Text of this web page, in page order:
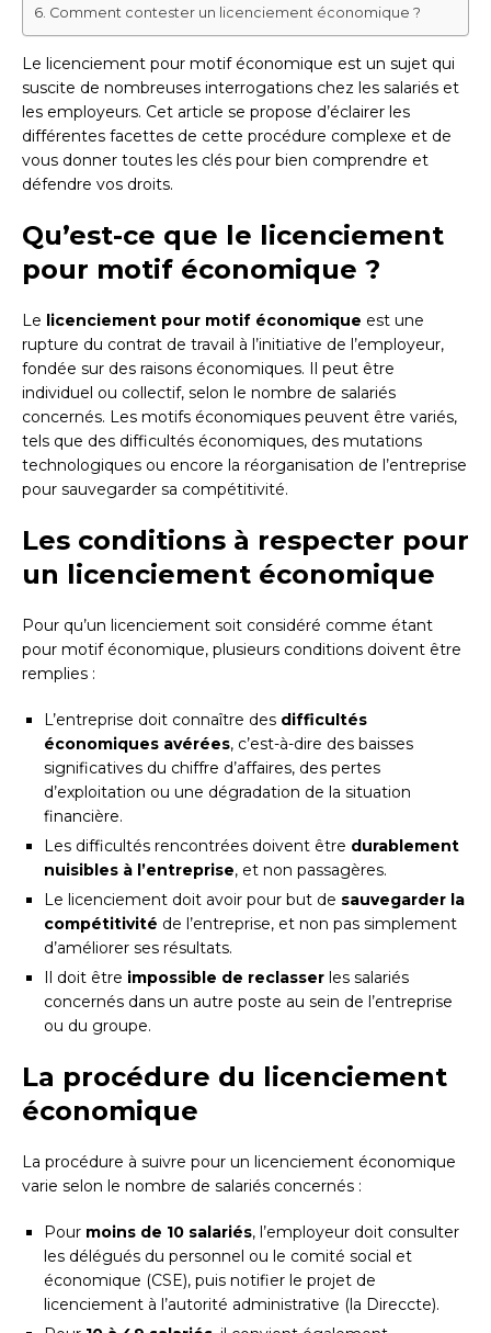
Comment contester un licenciement économique ?
Le licenciement pour motif économique est un sujet qui
suscite de nombreuses interrogations chez les salariés et
les employeurs. Cet article se propose d’éclairer les
différentes facettes de cette procédure complexe et de
vous donner toutes les clés pour bien comprendre et
défendre vos droits.
Qu’est-ce que le licenciement
pour motif économique ?
Le licenciement pour motif économique est une
rupture du contrat de travail à l’initiative de l’employeur,
fondée sur des raisons économiques. Il peut être
individuel ou collectif, selon le nombre de salariés
concernés. Les motifs économiques peuvent être variés,
tels que des difficultés économiques, des mutations
technologiques ou encore la réorganisation de l’entreprise
pour sauvegarder sa compétitivité.
Les conditions à respecter pour
un licenciement économique
Pour qu’un licenciement soit considéré comme étant
pour motif économique, plusieurs conditions doivent être
remplies :
L’entreprise doit connaître des difficultés
économiques avérées, c’est-à-dire des baisses
significatives du chiffre d’affaires, des pertes
d’exploitation ou une dégradation de la situation
financière.
Les difficultés rencontrées doivent être durablement
nuisibles à l’entreprise, et non passagères.
Le licenciement doit avoir pour but de sauvegarder la
compétitivité de l’entreprise, et non pas simplement
d’améliorer ses résultats.
Il doit être impossible de reclasser les salariés
concernés dans un autre poste au sein de l’entreprise
ou du groupe.
La procédure du licenciement
économique
La procédure à suivre pour un licenciement économique
varie selon le nombre de salariés concernés :
Pour moins de 10 salariés, l’employeur doit consulter
les délégués du personnel ou le comité social et
économique (CSE), puis notifier le projet de
licenciement à l’autorité administrative (la Direccte).